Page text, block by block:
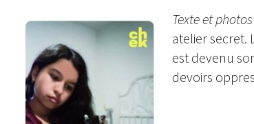
Texte et
atelier secret.
est devenu
devoirs